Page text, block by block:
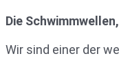
Die
Wir sind einer der